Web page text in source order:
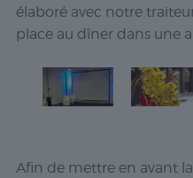
élaboré avec notre
place au dîner dans une
Afin de mettre en avant